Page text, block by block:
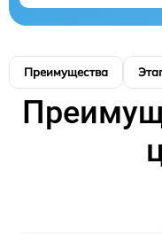
Преимущества